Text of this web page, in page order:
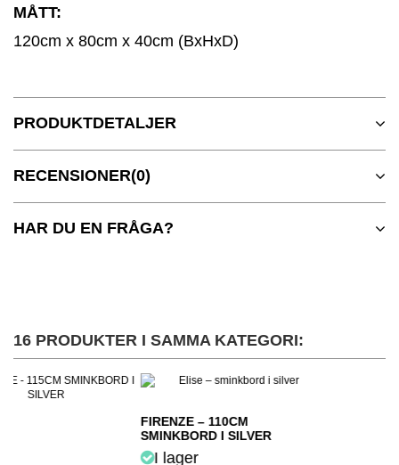
MÅTT:
120cm x 80cm x 40cm (BxHxD)
PRODUKTDETALJER
RECENSIONER(0)
HAR DU EN FRÅGA?
16 PRODUKTER I SAMMA KATEGORI: